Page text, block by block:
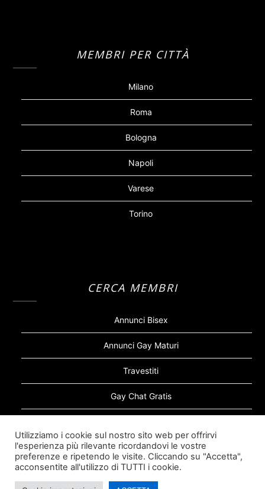
MEMBRI PER CITTÀ
Milano
Roma
Bologna
Napoli
Varese
Torino
CERCA MEMBRI
Annunci Bisex
Annunci Gay Maturi
Travestiti
Gay Chat Gratis
Sugar Daddy Gay
Utilizziamo i cookie sul nostro sito web per offrirvi
l'esperienza più rilevante ricordandovi le vostre
preferenze e ripetendo le visite. Cliccando su "Accetta",
acconsentite all'utilizzo di TUTTI i cookie.